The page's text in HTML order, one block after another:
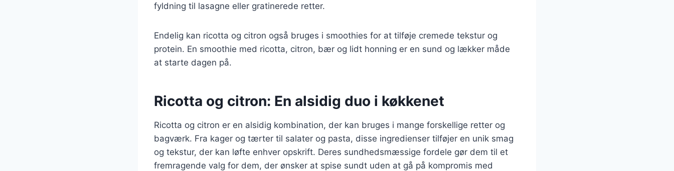
fyldning til lasagne eller gratinerede retter.
Endelig kan ricotta og citron også bruges i smoothies for at tilføje cremede tekstur og
protein. En smoothie med ricotta, citron, bær og lidt honning er en sund og lækker måde
at starte dagen på.
Ricotta og citron: En alsidig duo i køkkenet
Ricotta og citron er en alsidig kombination, der kan bruges i mange forskellige retter og
bagværk. Fra kager og tærter til salater og pasta, disse ingredienser tilføjer en unik smag
og tekstur, der kan løfte enhver opskrift. Deres sundhedsmæssige fordele gør dem til et
fremragende valg for dem, der ønsker at spise sundt uden at gå på kompromis med